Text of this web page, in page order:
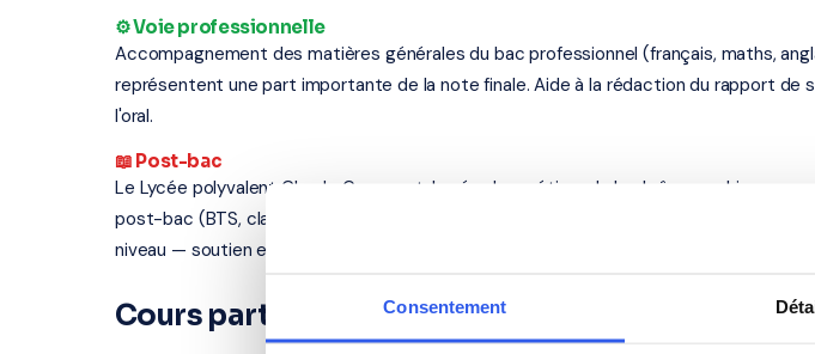
Consentement
⚙️ Voie professionnelle
Accompagnement des matières générales du bac professionnel (français, maths,
représentent une part importante de la note finale. Aide à la rédaction du rapport de
l'oral.
📖 Post-bac
Le Lycée polyvalent Claude Garamont, Lycée des métiers de la chaîne graphique
post-bac (BTS, classes préparatoires, mentions complémentaires). Nos professeurs
niveau — soutien en maths sup/spé, préparation aux concours, renforcement en
Cours particuliers à Colombes — académie de